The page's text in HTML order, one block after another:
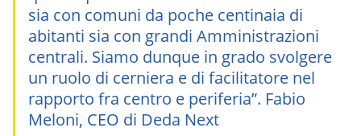
sia con comuni da poche centinaia di
abitanti sia con grandi Amministrazioni
centrali. Siamo dunque in grado svolgere
un ruolo di cerniera e di facilitatore nel
rapporto fra centro e periferia”. Fabio
Meloni, CEO di Deda Next